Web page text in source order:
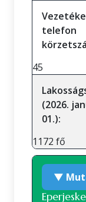
telefon
45
(2026.
01.):
1172 fő
▼